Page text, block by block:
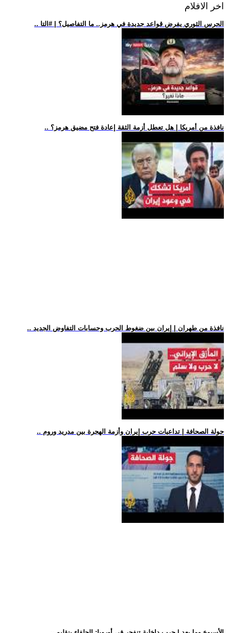
اخر الافلام
.. الحرس الثوري يفرض قواعد جديدة في هرمز.. ما التفاصيل؟ | #التا
.. نافذة من أمريكا | هل تعطل أزمة الثقة إعادة فتح مضيق هرمز؟
.. نافذة من طهران | إيران بين ضغوط الحرب وحسابات التفاوض الجديد
.. جولة الصحافة | تداعيات حرب إيران وأزمة الهجرة بين مدريد وروم